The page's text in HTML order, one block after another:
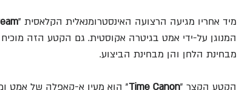
מיד אחריו מגיעה הרצועה האינסטרומנאלית הקלאסית "
המנוגן על-ידי אמט בגיטרה אקוסטית. גם הקטע הזה מוכיח
מבחינת הלחן והן מבחינת הביצוע.
הקטע הקצר "Time Canon" הוא מעין א-קאפלה של אמט